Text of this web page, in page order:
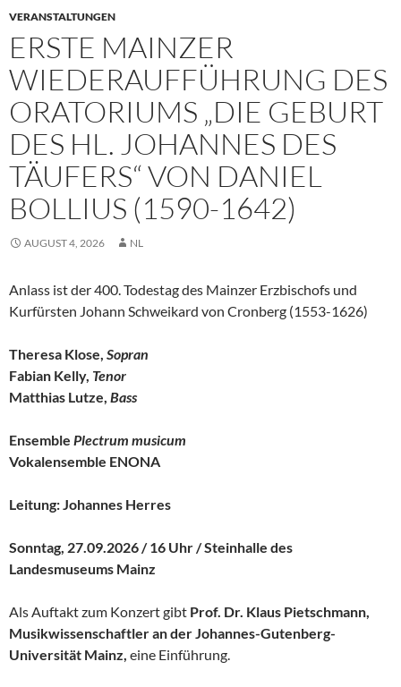
VERANSTALTUNGEN
ERSTE MAINZER
WIEDERAUFFÜHRUNG DES
ORATORIUMS „DIE GEBURT
DES HL. JOHANNES DES
TÄUFERS“ VON DANIEL
BOLLIUS (1590-1642)
AUGUST 4, 2026 NL
Anlass ist der 400. Todestag des Mainzer Erzbischofs und
Kurfürsten Johann Schweikard von Cronberg (1553-1626)
Theresa Klose, Sopran
Fabian Kelly, Tenor
Matthias Lutze, Bass
Ensemble Plectrum musicum
Vokalensemble ENONA
Leitung: Johannes Herres
Sonntag, 27.09.2026 / 16 Uhr / Steinhalle des
Landesmuseums Mainz
Als Auftakt zum Konzert gibt Prof. Dr. Klaus Pietschmann,
Musikwissenschaftler an der Johannes-Gutenberg-
Universität Mainz, eine Einführung.